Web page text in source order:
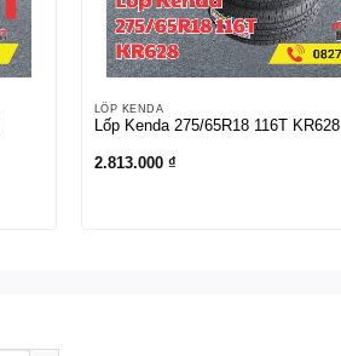
LỐP KENDA
Lốp Kenda 275/65R18 116T KR628
2.813.000 ₫